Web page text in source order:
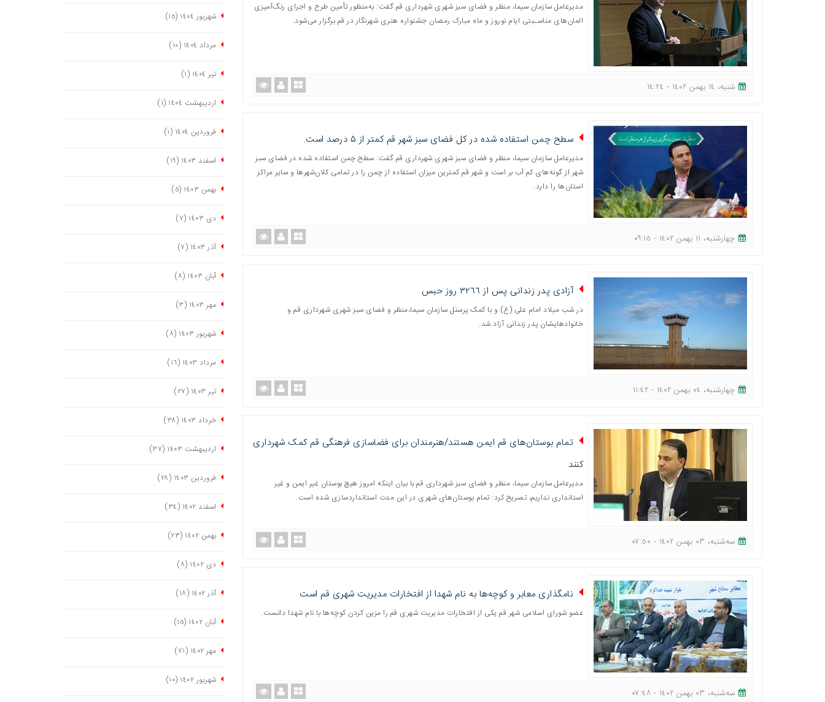
مدیرعامل سازمان سیما، منظر و فضای سبز شهری شهرداری قم گفت: به‌منظور تأمین طرح و اجرای رنگ‌آمیزی
المان‌های مناسـبتی ایام نوروز و ماه مبارک رمضان جشنواره هنری شهرنگار در قم برگزار می‌شود.
شنبه، ١٤ بهمن ١٤٠٢ - ١٤:٢٤
سطح چمن استفاده شده در کل فضای سبز شهر قم کمتر از ۵ درصد است.
مدیرعامل سازمان سیما، منظر و فضای سبز شهری شهرداری قم گفت: سطح چمن استفاده شده در فضای سبز
شهر از گونه‌های کم آب بر است و شهر قم کمترین میزان استفاده از چمن را در تمامی کلان‌شهرها و سایر مراکز
استان‌ها را دارد.
چهارشنبه، ١١ بهمن ١٤٠٢ - ٠٩:١٥
آزادی پدر زندانی پس از ٣٢٦٦ روز حبس
در شب میلاد امام علی (ع) و با کمک پرسنل سازمان سیما،منظر و فضای سبز شهری شهرداری قم و
خانوادهایشان پدر زندانی آزاد شد.
چهارشنبه، ٠٤ بهمن ١٤٠٢ - ١١:٤٢
تمام بوستان‌های قم ایمن هستند/هنرمندان برای فضاسازی فرهنگی قم کمک شهرداری
کنند
مدیرعامل سازمان سیما، منظر و فضای سبز شهرداری قم با بیان اینکه امروز هیچ بوستان غیر ایمن و غیر
استانداری نداریم، تصریح کرد: تمام بوستان‌های شهری در این مدت استانداردسازی شده است.
ﺳﻪشنبه، ٠٣ بهمن ١٤٠٢ - ٠٧:٥٠
نامگذاری معابر و کوچه‌ها به نام شهدا از افتخارات مدیریت شهری قم است
عضو شورای اسلامی شهر قم یکی از افتخارات مدیریت شهری قم را مزین کردن کوچه‌ها با نام شهدا دانست.
ﺳﻪشنبه، ٠٣ بهمن ١٤٠٢ - ٠٧:٤٨
شهریور ١٤٠٤ (١٥)
مرداد ١٤٠٤ (١٠)
تیر ١٤٠٤ (١)
اردیبهشت ١٤٠٤ (١)
فروردین ١٤٠٤ (١)
اسفند ١٤٠٣ (١٩)
بهمن ١٤٠٣ (٥)
دی ١٤٠٣ (٧)
آذر ١٤٠٣ (٧)
آبان ١٤٠٣ (٨)
مهر ١٤٠٣ (٣)
شهریور ١٤٠٣ (٨)
مرداد ١٤٠٣ (١٦)
تیر ١٤٠٣ (٢٧)
خرداد ١٤٠٣ (٣٨)
اردیبهشت ١٤٠٣ (٣٧)
فروردین ١٤٠٣ (٢٨)
اسفند ١٤٠٢ (٣٤)
بهمن ١٤٠٢ (٢٣)
دی ١٤٠٢ (٨)
آذر ١٤٠٢ (١٨)
آبان ١٤٠٢ (١٥)
مهر ١٤٠٢ (٧١)
شهریور ١٤٠٢ (١٠)